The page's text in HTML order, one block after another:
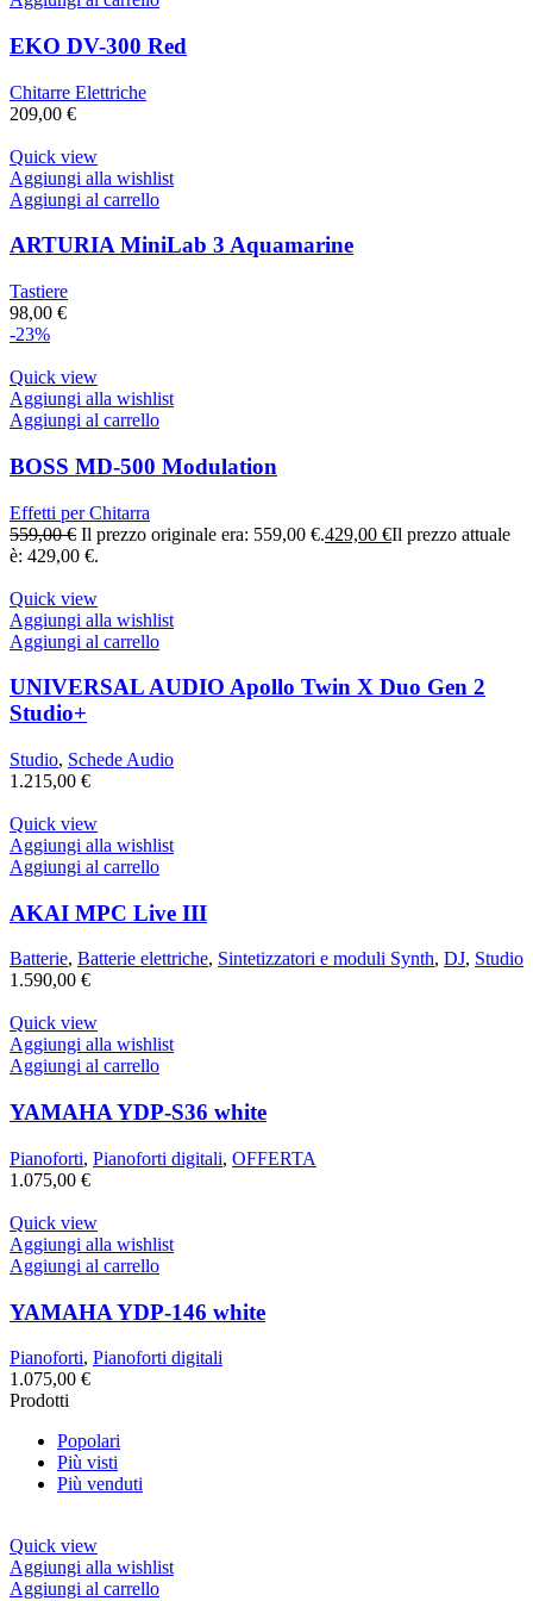
EKO DV-300 Red
Chitarre Elettriche
209,00 €
Quick view
Aggiungi alla wishlist
Aggiungi al carrello
ARTURIA MiniLab 3 Aquamarine
Tastiere
98,00 €
-23%
Quick view
Aggiungi alla wishlist
Aggiungi al carrello
BOSS MD-500 Modulation
Effetti per Chitarra
559,00€ Il prezzo originale era: 559,00 €.429,00 €Il prezzo attuale
è: 429,00 €.
Quick view
Aggiungi alla wishlist
Aggiungi al carrello
UNIVERSAL AUDIO Apollo Twin X Duo Gen 2
Studio+
Studio, Schede Audio
1.215,00 €
Quick view
Aggiungi alla wishlist
Aggiungi al carrello
AKAI MPC Live III
Batterie, Batterie elettriche, Sintetizzatori e moduli Synth, DJ, Studio
1.590,00 €
Quick view
Aggiungi alla wishlist
Aggiungi al carrello
YAMAHA YDP-S36 white
Pianoforti, Pianoforti digitali, OFFERTA
1.075,00 €
Quick view
Aggiungi alla wishlist
Aggiungi al carrello
YAMAHA YDP-146 white
Pianoforti, Pianoforti digitali
1.075,00 €
Prodotti
Popolari
Più visti
Più venduti
Quick view
Aggiungi alla wishlist
Aggiungi al carrello